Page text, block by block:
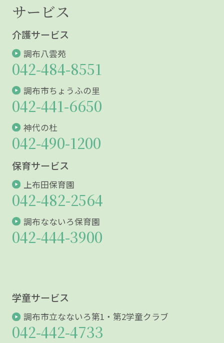
サービス
介護サービス
調布八雲苑
042-484-8551
調布市ちょうふの里
042-441-6650
神代の杜
042-490-1200
保育サービス
上布田保育園
042-482-2564
調布なないろ保育園
042-444-3900
学童サービス
調布市立なないろ第1・第2学童クラブ
042-442-4733